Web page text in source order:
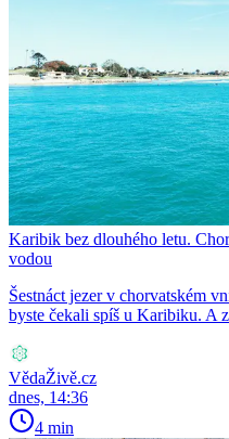
Karibik bez dlouhého letu.
vodou
Šestnáct jezer v chorvatském
byste čekali spíš u Karibiku. A
VědaŽivě.cz
dnes, 14:36
4 min